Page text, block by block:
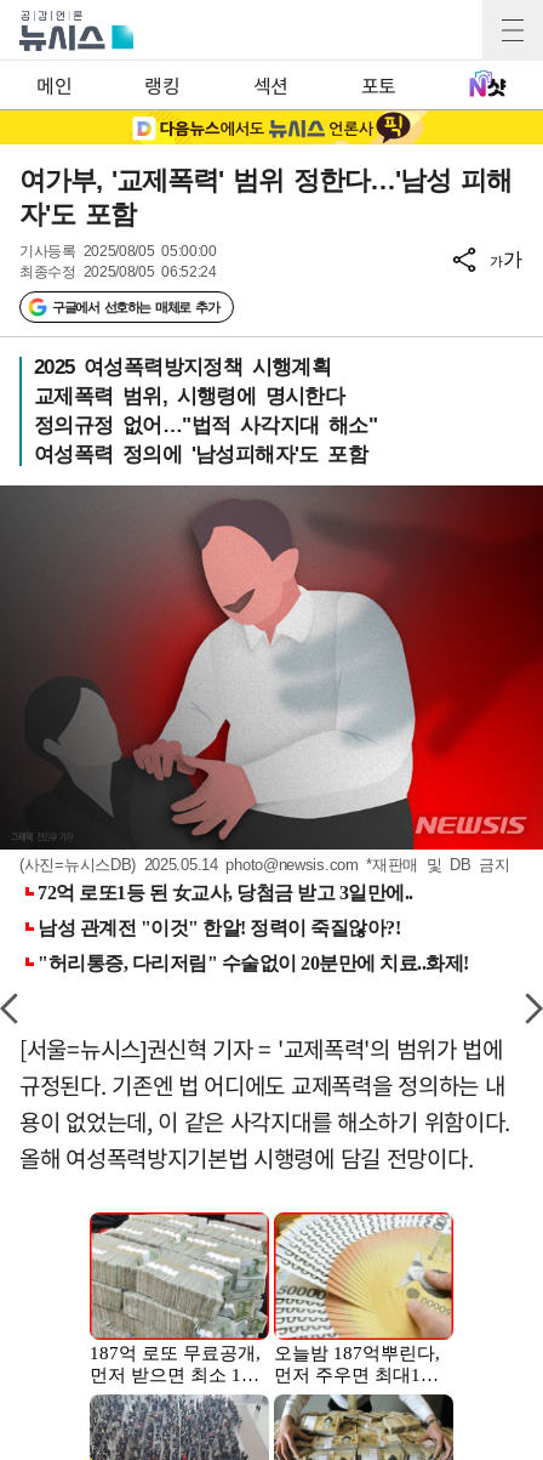
메인 랭킹 섹션 포토
여가부, '교제폭력' 범위 정한다…'남성 피해
자'도 포함
기사등록 2025/08/05 05:00:00
최종수정 2025/08/05 06:52:24
구글에서 선호하는 매체로 추가
가가
2025 여성폭력방지정책 시행계획
교제폭력 범위, 시행령에 명시한다
정의규정 없어…"법적 사각지대 해소"
여성폭력 정의에 '남성피해자'도 포함
(사진=뉴시스DB) 2025.05.14photo@newsis.com *재판매 및 DB 금지
[서울=뉴시스]권신혁 기자 = '교제폭력'의 범위가 법에
규정된다. 기존엔 법 어디에도 교제폭력을 정의하는 내
용이 없었는데, 이 같은 사각지대를 해소하기 위함이다.
올해 여성폭력방지기본법 시행령에 담길 전망이다.